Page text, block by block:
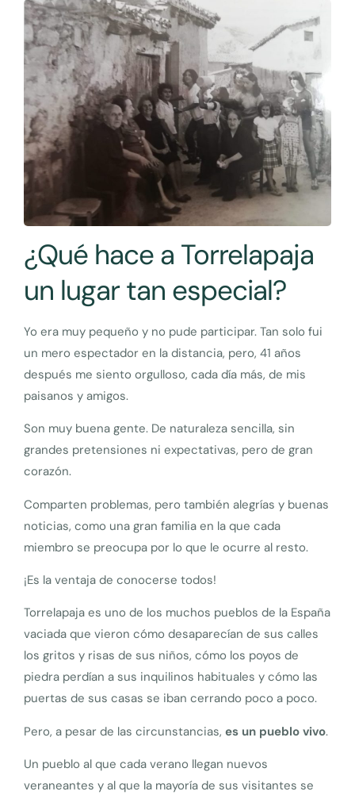
¿Qué hace a Torrelapaja
un lugar tan especial?
Yo era muy pequeño y no pude participar. Tan solo fui
un mero espectador en la distancia, pero, 41 años
después me siento orgulloso, cada día más, de mis
paisanos y amigos.
Son muy buena gente. De naturaleza sencilla, sin
grandes pretensiones ni expectativas, pero de gran
corazón.
Comparten problemas, pero también alegrías y buenas
noticias, como una gran familia en la que cada
miembro se preocupa por lo que le ocurre al resto.
¡Es la ventaja de conocerse todos!
Torrelapaja es uno de los muchos pueblos de la España
vaciada que vieron cómo desaparecían de sus calles
los gritos y risas de sus niños, cómo los poyos de
piedra perdían a sus inquilinos habituales y cómo las
puertas de sus casas se iban cerrando poco a poco.
Pero, a pesar de las circunstancias, es un pueblo vivo.
Un pueblo al que cada verano llegan nuevos
veraneantes y al que la mayoría de sus visitantes se